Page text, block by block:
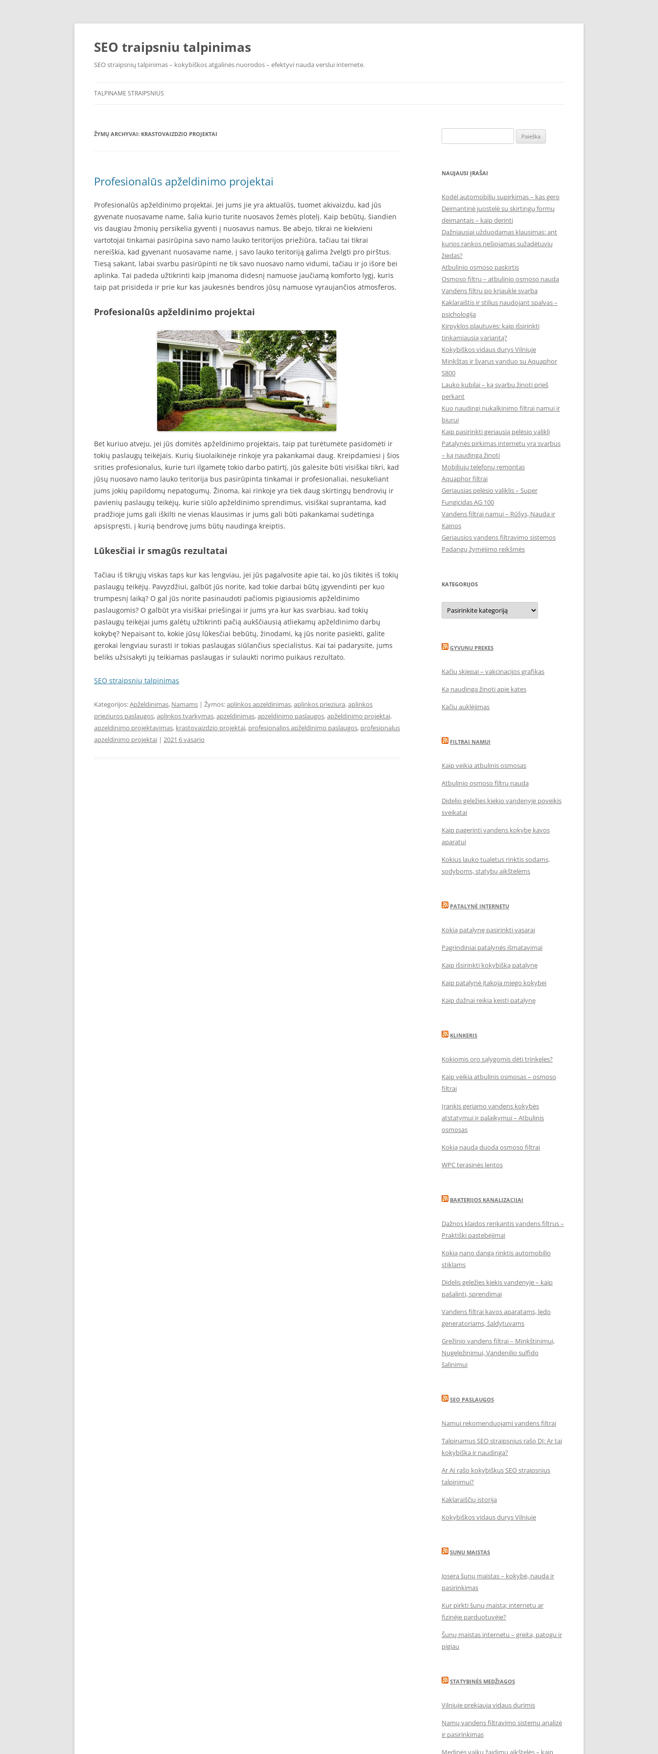
Pereiti
SEO traipsniu talpinimas
SEO straipsnių talpinimas – kokybiškos atgalinės nuorodos – efektyvi nauda verslui internete.
TALPINAME STRAIPSNIUS
ŽYMŲ ARCHYVAI: KRASTOVAIZDZIO PROJEKTAI
Profesionalūs apželdinimo projektai
Profesionalūs apželdinimo projektai. Jei jums jie yra aktualūs, tuomet akivaizdu, kad jūs
gyvenate nuosavame name, šalia kurio turite nuosavos žemės plotelį. Kaip bebūtų, šiandien
vis daugiau žmonių persikelia gyventi į nuosavus namus. Be abejo, tikrai ne kiekvieni
vartotojai tinkamai pasirūpina savo namo lauko teritorijos priežiūra, tačiau tai tikrai
nereiškia, kad gyvenant nuosavame name, į savo lauko teritoriją galima žvelgti pro pirštus.
Tiesą sakant, labai svarbu pasirūpinti ne tik savo nuosavo namo vidumi, tačiau ir jo išore bei
aplinka. Tai padeda užtikrinti kaip įmanoma didesnį namuose jaučiamą komforto lygį, kuris
taip pat prisideda ir prie kur kas jaukesnės bendros jūsų namuose vyraujančios atmosferos.
Profesionalūs apželdinimo projektai
Bet kuriuo atveju, jei jūs domitės apželdinimo projektais, taip pat turėtumėte pasidomėti ir
tokių paslaugų teikėjais. Kurių šiuolaikinėje rinkoje yra pakankamai daug. Kreipdamiesi į šios
srities profesionalus, kurie turi ilgametę tokio darbo patirtį, jūs galėsite būti visiškai tikri, kad
jūsų nuosavo namo lauko teritorija bus pasirūpinta tinkamai ir profesionaliai, nesukeliant
jums jokių papildomų nepatogumų. Žinoma, kai rinkoje yra tiek daug skirtingų bendrovių ir
pavienių paslaugų teikėjų, kurie siūlo apželdinimo sprendimus, visiškai suprantama, kad
pradžioje jums gali iškilti ne vienas klausimas ir jums gali būti pakankamai sudėtinga
apsispręsti, į kurią bendrovę jums būtų naudinga kreiptis.
Lūkesčiai ir smagūs rezultatai
Tačiau iš tikrųjų viskas taps kur kas lengviau, jei jūs pagalvosite apie tai, ko jūs tikitės iš tokių
paslaugų teikėjų. Pavyzdžiui, galbūt jūs norite, kad tokie darbai būtų įgyvendinti per kuo
trumpesnį laiką? O gal jūs norite pasinaudoti pačiomis pigiausiomis apželdinimo
paslaugomis? O galbūt yra visiškai priešingai ir jums yra kur kas svarbiau, kad tokių
paslaugų teikėjai jums galėtų užtikrinti pačią aukščiausią atliekamų apželdinimo darbų
kokybę? Nepaisant to, kokie jūsų lūkesčiai bebūtų, žinodami, ką jūs norite pasiekti, galite
gerokai lengviau surasti ir tokias paslaugas siūlančius specialistus. Kai tai padarysite, jums
beliks užsisakyti jų teikiamas paslaugas ir sulaukti norimo puikaus rezultato.
SEO straipsnių talpinimas
Kategorijos:Apželdinimas, Namams | Žymos:aplinkos apzeldinimas,aplinkos prieziura,aplinkos
prieziuros paslaugos,aplinkos tvarkymas,apzeldinimas,apzeldinimo paslaugos,apželdinimo projektai,
apzeldinimo projektavimas, krastovaizdzio projektai, profesionalios apželdinimo paslaugos, profesionalus
apzeldinimo projektai | 2021 6 vasario
NAUJAUSI ĮRAŠAI
Kodėl automobilių supirkimas – kas gero
Deimantinė juostelė su skirtingų formų
deimantais – kaip derinti
Dažniausiai užduodamas klausimas: ant
kurios rankos nešiojamas sužadėtuvių
žiedas?
Atbulinio osmoso paskirtis
Osmoso filtrų – atbulinio osmoso nauda
Vandens filtrų po kriaukle svarba
Kaklaraištis ir stilius naudojant spalvas –
psichologija
Kirpyklos plautuvės: kaip išsirinkti
tinkamiausią variantą?
Kokybiškos vidaus durys Vilniuje
Minkštas ir švarus vanduo su Aquaphor
S800
Lauko kubilai – ką svarbu žinoti prieš
perkant
Kuo naudingi nukalkinimo filtrai namui ir
biurui
Kaip pasirinkti geriausią pelėsio valiklį
Patalynės pirkimas internetu yra svarbus
– ką naudinga žinoti
Mobiliųjų telefonų remontas
Aquaphor filtrai
Geriausias pelėsio valiklis – Super
Fungicidas AG 100
Vandens filtrai namui – Rūšys, Nauda ir
Kainos
Geriausios vandens filtravimo sistemos
Padangų žymėjimo reikšmės
KATEGORIJOS
Kategorijos
GYVUNU PREKES
Kačių skiepai – vakcinacijos grafikas
Ką naudinga žinoti apie kates
Kačių auklėjimas
FILTRAI NAMUI
Kaip veikia atbulinis osmosas
Atbulinio osmoso filtrų nauda
Didelio geležies kiekio vandenyje poveikis
sveikatai
Kaip pagerinti vandens kokybę kavos
aparatui
Kokius lauko tualetus rinktis sodams,
sodyboms, statybų aikštelėms
PATALYNĖ INTERNETU
Kokią patalynę pasirinkti vasarai
Pagrindiniai patalynės išmatavimai
Kaip išsirinkti kokybišką patalynę
Kaip patalynė įtakoja miego kokybei
Kaip dažnai reikia keisti patalynę
KLINKERIS
Kokiomis oro sąlygomis dėti trinkeles?
Kaip veikia atbulinis osmosas – osmoso
filtrai
Įrankis geriamo vandens kokybės
atstatymui ir palaikymui – Atbulinis
osmosas
Kokią naudą duoda osmoso filtrai
WPC terasinės lentos
BAKTERIJOS KANALIZACIJAI
Dažnos klaidos renkantis vandens filtrus –
Praktiški pastebėjimai
Kokią nano dangą rinktis automobilio
stiklams
Didelis geležies kiekis vandenyje – kaip
pašalinti, sprendimai
Vandens filtrai kavos aparatams, ledo
generatoriams, šaldytuvams
Gręžinio vandens filtrai – Minkštinimui,
Nugeležinimui, Vandenilio sulfido
šalinimui
SEO PASLAUGOS
Namui rekomenduojami vandens filtrai
Talpinamus SEO straipsnius rašo DI: Ar tai
kokybiška ir naudinga?
Ar AI rašo kokybiškus SEO straipsnius
talpinimui?
Kaklaraiščių istorija
Kokybiškos vidaus durys Vilniuje
SUNU MAISTAS
Josera šunų maistas – kokybė, nauda ir
pasirinkimas
Kur pirkti šunų maistą: internetu ar
fizinėje parduotuvėje?
Šunų maistas internetu – greita, patogu ir
pigiau
STATYBINĖS MEDŽIAGOS
Vilniuje prekiauja vidaus durimis
Namų vandens filtravimo sistemų analizė
ir pasirinkimas
Medinės vaikų žaidimų aikštelės – kaip